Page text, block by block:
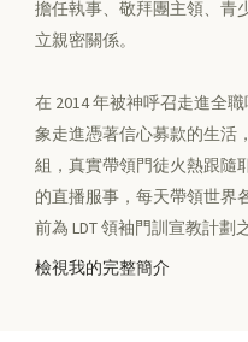
擔任執事、敬拜團主領、青
立親密關係。
在 2014 年被神呼召走進全
象走進憑著信心募款的生活
組，真實帶領門徒火熱跟隨
的直播服事，每天帶領世界
前為 LDT 領袖門訓宣教計劃
檢視我的完整簡介